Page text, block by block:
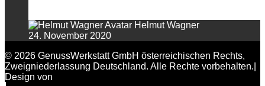
Helmut Wagner
24. November 2020
© 2026 GenussWerkstatt GmbH österreichischen Rechts,
Zweigniederlassung Deutschland. Alle Rechte vorbehalten.|
Design von